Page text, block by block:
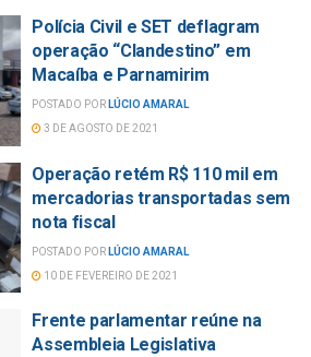
Polícia Civil e SET deflagram
operação “Clandestino” em
Macaíba e Parnamirim
POSTADO POR LÚCIO AMARAL
3 DE AGOSTO DE 2021
Operação retém R$ 110 mil em
mercadorias transportadas sem
nota fiscal
POSTADO POR LÚCIO AMARAL
10 DE FEVEREIRO DE 2021
Frente parlamentar reúne na
Assembleia Legislativa